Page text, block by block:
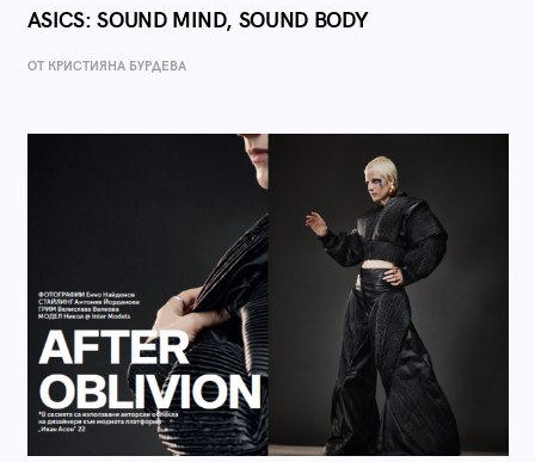
ASICS: SOUND MIND, SOUND BODY
ОТ КРИСТИЯНА БУРДЕВА